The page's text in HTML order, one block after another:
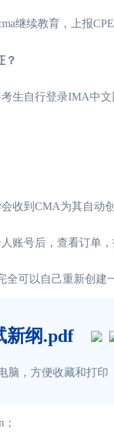
继续教育，上报
？
自行登录IMA中文
到CMA为其自动
账号后，查看订单
可以自己重新创建
新纲.pdf
脑，方便收藏和打印